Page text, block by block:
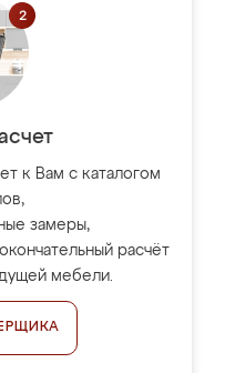
к Вам с каталогом
замеры,
расчёт
мебели.